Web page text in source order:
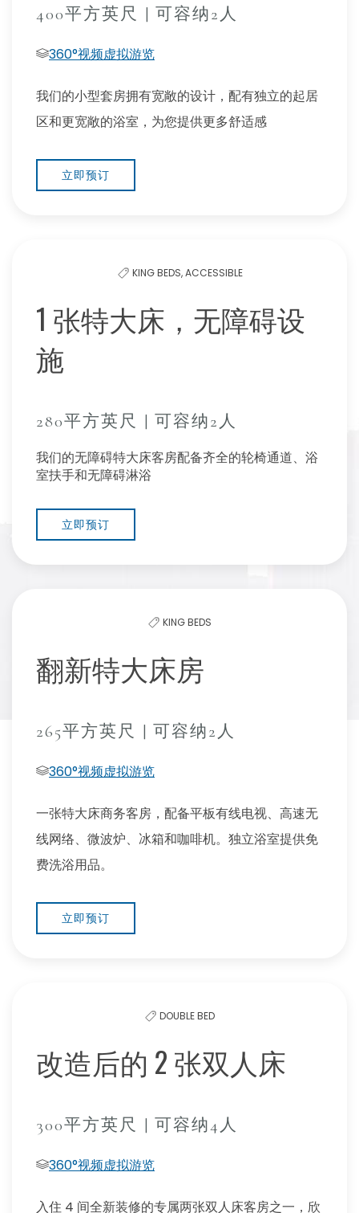
400平方英尺 | 可容纳2人
360°视频虚拟游览
我们的小型套房拥有宽敞的设计，配有独立的起居
区和更宽敞的浴室，为您提供更多舒适感
立即预订
KING BEDS, ACCESSIBLE
1 张特大床，无障碍设
施
280平方英尺 | 可容纳2人
我们的无障碍特大床客房配备齐全的轮椅通道、浴
室扶手和无障碍淋浴
立即预订
KING BEDS
翻新特大床房
265平方英尺 | 可容纳2人
360°视频虚拟游览
一张特大床商务客房，配备平板有线电视、高速无
线网络、微波炉、冰箱和咖啡机。独立浴室提供免
费洗浴用品。
立即预订
DOUBLE BED
改造后的 2 张双人床
300平方英尺 | 可容纳4人
360°视频虚拟游览
入住 4 间全新装修的专属两张双人床客房之一，欣